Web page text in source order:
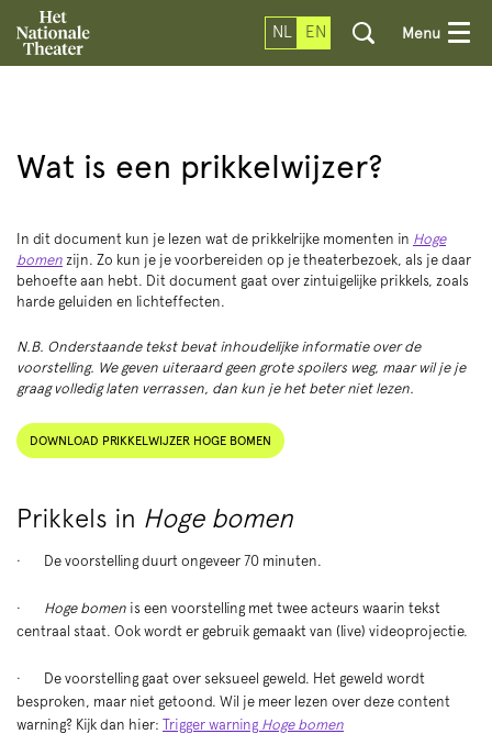
NL EN Menu
Wat is een prikkelwijzer?
In dit document kun je lezen wat de prikkelrijke momenten in Hoge
bomen zijn. Zo kun je je voorbereiden op je theaterbezoek, als je daar
behoefte aan hebt. Dit document gaat over zintuigelijke prikkels, zoals
harde geluiden en lichteffecten.
N.B. Onderstaande tekst bevat inhoudelijke informatie over de
voorstelling. We geven uiteraard geen grote spoilers weg, maar wil je je
graag volledig laten verrassen, dan kun je het beter niet lezen.
DOWNLOAD PRIKKELWIJZER HOGE BOMEN
Prikkels in Hoge bomen
· De voorstelling duurt ongeveer 70 minuten.
· Hoge bomen is een voorstelling met twee acteurs waarin tekst
centraal staat. Ook wordt er gebruik gemaakt van (live) videoprojectie.
· De voorstelling gaat over seksueel geweld. Het geweld wordt
besproken, maar niet getoond. Wil je meer lezen over deze content
warning? Kijk dan hier: Trigger warning Hoge bomen